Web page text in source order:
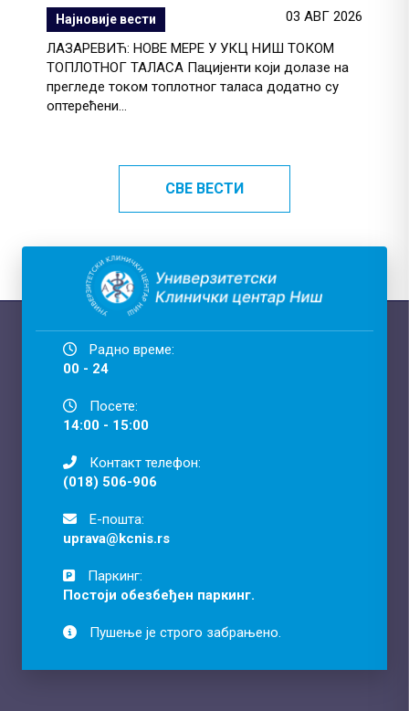
Најновије вести
03 АВГ 2026
ЛАЗАРЕВИЋ: НОВЕ МЕРЕ У УКЦ НИШ ТОКОМ
ТОПЛОТНОГ ТАЛАСА Пацијенти који долазе на
прегледе током топлотног таласа додатно су
оптерећени...
СВЕ ВЕСТИ
Радно време:
00 - 24
Посете:
14:00 - 15:00
Контакт телефон:
(018) 506-906
Е-пошта:
uprava@kcnis.rs
Паркинг:
Постоји обезбеђен паркинг.
Пушење је строго забрањено.